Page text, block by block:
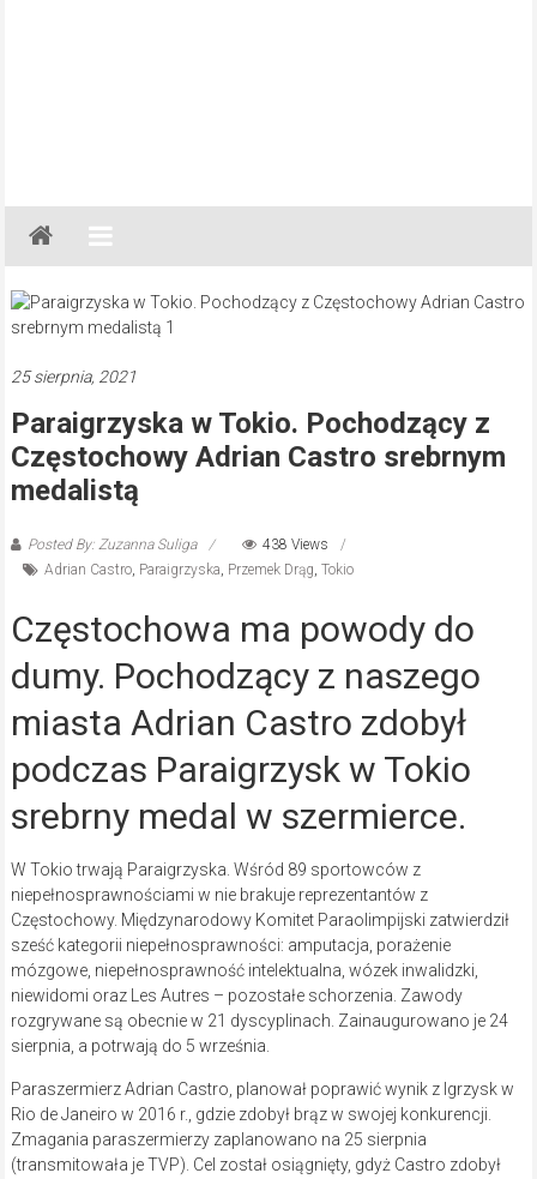
Gazeta
Regionalna
Częstochowa,
Kłobuck,
Myszków
25 sierpnia, 2021
Paraigrzyska w Tokio. Pochodzący z
Częstochowy Adrian Castro srebrnym
medalistą
Posted By: Zuzanna Suliga
438 Views
Adrian Castro, Paraigrzyska, Przemek Drąg, Tokio
Częstochowa ma powody do
dumy. Pochodzący z naszego
miasta Adrian Castro zdobył
podczas Paraigrzysk w Tokio
srebrny medal w szermierce.
W Tokio trwają Paraigrzyska. Wśród 89 sportowców z
niepełnosprawnościami w nie brakuje reprezentantów z
Częstochowy. Międzynarodowy Komitet Paraolimpijski zatwierdził
sześć kategorii niepełnosprawności: amputacja, porażenie
mózgowe, niepełnosprawność intelektualna, wózek inwalidzki,
niewidomi oraz Les Autres – pozostałe schorzenia. Zawody
rozgrywane są obecnie w 21 dyscyplinach. Zainaugurowano je 24
sierpnia, a potrwają do 5 września.
Paraszermierz Adrian Castro, planował poprawić wynik z Igrzysk w
Rio de Janeiro w 2016 r., gdzie zdobył brąz w swojej konkurencji.
Zmagania paraszermierzy zaplanowano na 25 sierpnia
(transmitowała je TVP). Cel został osiągnięty, gdyż Castro zdobył